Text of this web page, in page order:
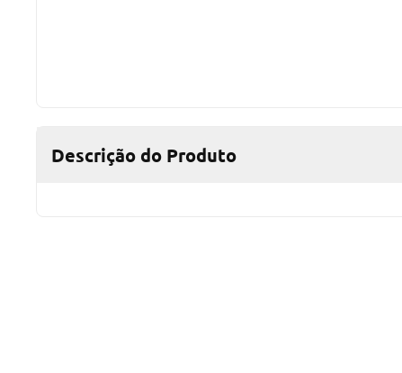
Descrição do Produto